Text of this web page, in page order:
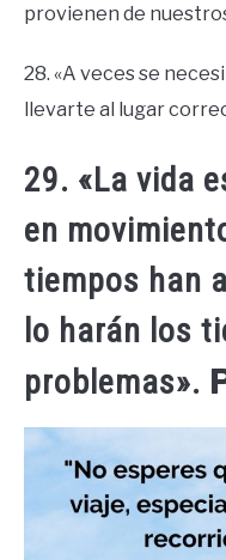
provienen de
28. «A veces se
llevarte al lugar
29. «La vida
en
tiempos han
lo harán los
problemas».